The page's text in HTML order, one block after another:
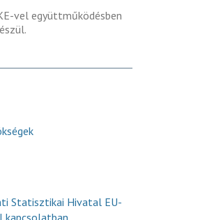
vel együttműködésben
Statisztikai Hivatal EU-
kapcsolatban